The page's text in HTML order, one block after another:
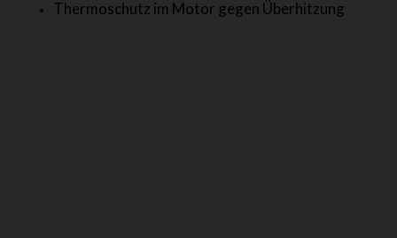
Thermoschutz im Motor gegen Überhitzung